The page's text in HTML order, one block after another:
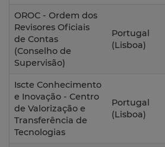
OROC - Ordem dos
Revisores Oficiais
de Contas
(Conselho de
Supervisão)
Portugal
(Lisboa)
Iscte Conhecimento
e Inovação - Centro
de Valorização e
Transferência de
Tecnologias
Portugal
(Lisboa)